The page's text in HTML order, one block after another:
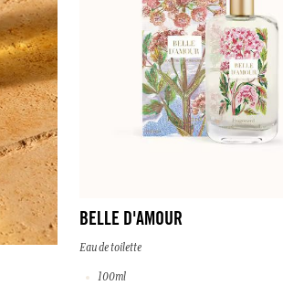
BELLE D'AMOUR
Eau de toilette
100ml